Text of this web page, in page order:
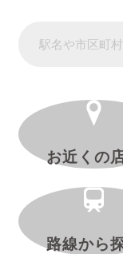
お近くの
路線から